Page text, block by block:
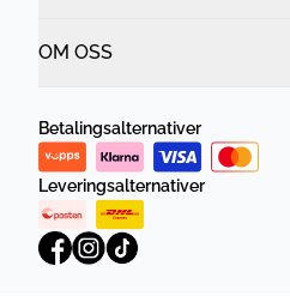
OM OSS
Betalingsalternativer
Leveringsalternativer